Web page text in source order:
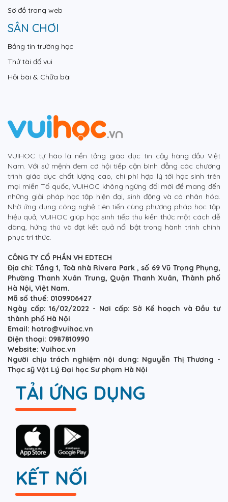
Sơ đồ trang web
SÂN CHƠI
Bảng tin trường học
Thử tài đố vui
Hỏi bài & Chữa bài
VUIHOC tự hào là nền tảng giáo dục tin cậy hàng đầu Việt
Nam. Với sứ mệnh đem cơ hội tiếp cận bình đẳng các chương
trình giáo dục chất lượng cao, chi phí hợp lý tới học sinh trên
mọi miền Tổ quốc, VUIHOC không ngừng đổi mới để mang đến
những giải pháp học tập hiện đại, sinh động và cá nhân hóa.
Nhờ ứng dụng công nghệ tiên tiến cùng phương pháp học tập
hiệu quả, VUIHOC giúp học sinh tiếp thu kiến thức một cách dễ
dàng, hứng thú và đạt kết quả nổi bật trong hành trình chinh
phục tri thức.
CÔNG TY CỔ PHẦN VH EDTECH
Địa chỉ: Tầng 1, Toà nhà Rivera Park , số 69 Vũ Trọng Phụng,
Phường Thanh Xuân Trung, Quận Thanh Xuân, Thành phố
Hà Nội, Việt Nam.
Mã số thuế: 0109906427
Ngày cấp: 16/02/2022 - Nơi cấp: Sở Kế hoạch và Đầu tư
thành phố Hà Nội
Email: hotro@vuihoc.vn
Điện thoại: 0987810990
Website: Vuihoc.vn
Người chịu trách nghiệm nội dung: Nguyễn Thị Thương -
Thạc sỹ Vật Lý Đại học Sư phạm Hà Nội
TẢI ỨNG DỤNG
KẾT NỐI